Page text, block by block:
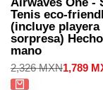
Airwaves One -
Tenis eco-
(incluye playera
sorpresa)
mano
Precio
regular
2,326 MXNPrecio
1,789